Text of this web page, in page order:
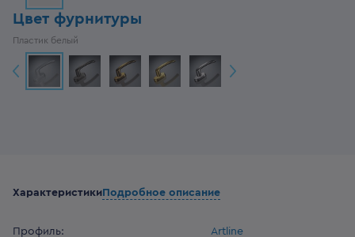
Цвет фурнитуры
Пластик белый
Характеристики Подробное описание
Профиль:
Artline